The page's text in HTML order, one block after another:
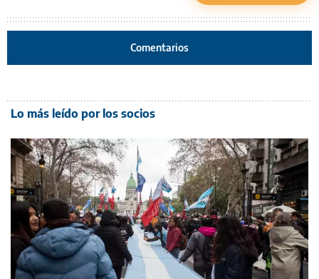
Comentarios
Lo más leído por los socios